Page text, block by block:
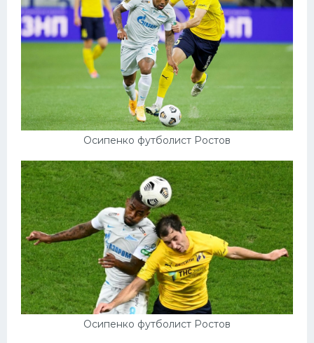
Осипенко футболист Ростов
Осипенко футболист Ростов